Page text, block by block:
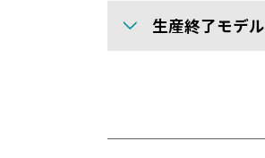
生産終了モデル